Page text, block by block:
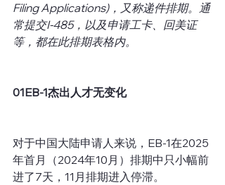
Filing Applications)，又称递件排期。通
常提交I-485，以及申请工卡、回美证
等，都在此排期表格内。
01EB-1杰出人才无变化
对于中国大陆申请人来说，EB-1在2025
年首月（2024年10月）排期中只小幅前
进了7天，11月排期进入停滞。